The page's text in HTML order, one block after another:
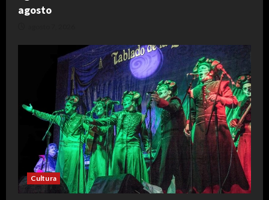
agosto
Cultura